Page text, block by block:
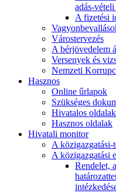
adás-
A fizetési
Várostervezés
A bérjövedelem
Versenyek és
Nemzeti
Hasznos
Online űrlapok
Szükséges
Hivatalos oldalak
Hasznos oldalak
Hivatali monitor
A közigazgatási-
A közigazgatási
Rendelet,